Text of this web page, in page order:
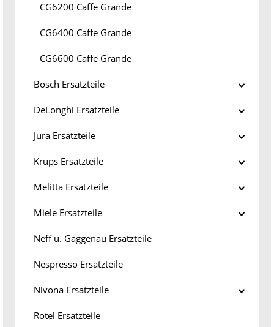
CG6200 Caffe Grande
CG6400 Caffe Grande
CG6600 Caffe Grande
Bosch Ersatzteile
DeLonghi Ersatzteile
Jura Ersatzteile
Krups Ersatzteile
Melitta Ersatzteile
Miele Ersatzteile
Neff u. Gaggenau Ersatzteile
Nespresso Ersatzteile
Nivona Ersatzteile
Rotel Ersatzteile